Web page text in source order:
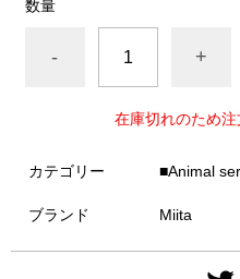
数量
- +
在庫切れのため注
カテゴリー ■Animal
ブランド Miita